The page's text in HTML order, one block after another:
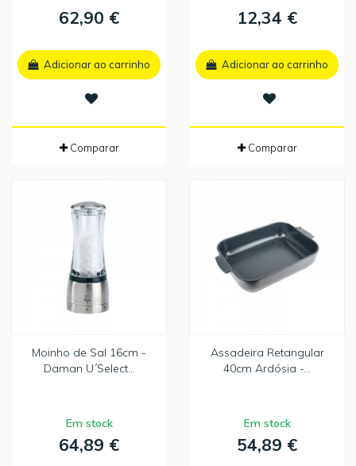
62,90 €
Adicionar ao carrinho
Comparar
12,34 €
Adicionar ao carrinho
Comparar
Moinho de Sal 16cm -
Daman U´Select...
Em stock
64,89 €
Assadeira Retangular
40cm Ardósia -...
Em stock
54,89 €